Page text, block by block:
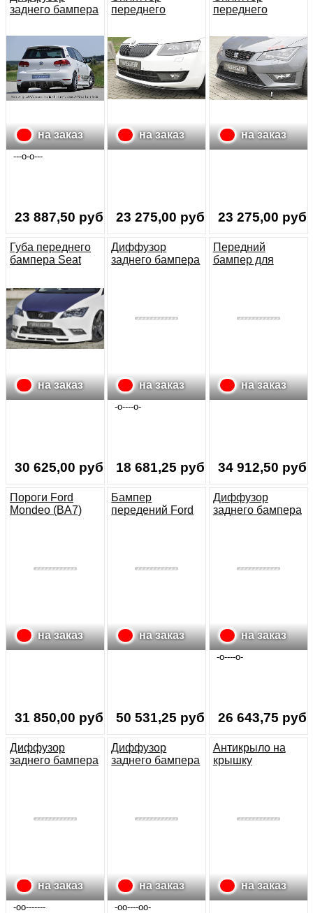
заднего бампера
на заказ
---o-o---
23 887,50 руб.
переднего
Octavia (5E)
на заказ
23 275,00 руб.
переднего
Leon FR (5F)
на заказ
23 275,00 руб.
Губа переднего
бампера Seat
на заказ
30 625,00 руб.
Диффузор
заднего бампера
на заказ
-o----o-
18 681,25 руб.
Передний
бампер для
на заказ
34 912,50 руб.
Пороги Ford
Mondeo (BA7)
на заказ
31 850,00 руб.
Бампер
передений Ford
на заказ
50 531,25 руб.
Диффузор
заднего бампера
на заказ
-o----o-
26 643,75 руб.
Диффузор
заднего бампера
на заказ
-oo-------
Диффузор
заднего бампера
на заказ
-oo----oo-
Антикрыло на
крышку
на заказ